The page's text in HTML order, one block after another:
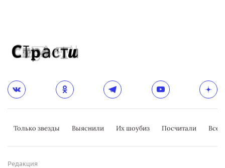
Только звезды Выяснили Их шоубиз Посчитали
Редакция